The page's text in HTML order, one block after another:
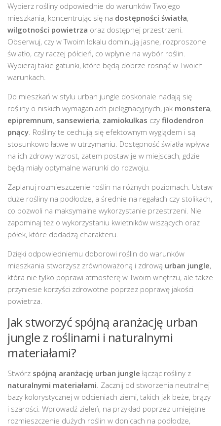
Wybierz rośliny odpowiednie do warunków Twojego
mieszkania, koncentrując się na dostępności światła,
wilgotności powietrza oraz dostępnej przestrzeni.
Obserwuj, czy w Twoim lokalu dominują jasne, rozproszone
światło, czy raczej półcień, co wpłynie na wybór roślin.
Wybieraj takie gatunki, które będą dobrze rosnąć w Twoich
warunkach.
Do mieszkań w stylu urban jungle doskonale nadają się
rośliny o niskich wymaganiach pielęgnacyjnych, jak monstera,
epipremnum, sansewieria, zamiokulkas czy filodendron
pnący . Rośliny te cechują się efektownym wyglądem i są
stosunkowo łatwe w utrzymaniu. Dostępność światła wpływa
na ich zdrowy wzrost, zatem postaw je w miejscach, gdzie
będą miały optymalne warunki do rozwoju.
Zaplanuj rozmieszczenie roślin na różnych poziomach. Ustaw
duże rośliny na podłodze, a średnie na regałach czy stolikach,
co pozwoli na maksymalne wykorzystanie przestrzeni. Nie
zapominaj też o wykorzystaniu kwietników wiszących oraz
półek, które dodadzą charakteru.
Dzięki odpowiedniemu doborowi roślin do warunków
mieszkania stworzysz zrównoważoną i zdrową urban jungle,
która nie tylko poprawi atmosferę w Twoim wnętrzu, ale także
przyniesie korzyści zdrowotne poprzez poprawę jakości
powietrza.
Jak stworzyć spójną aranżację urban
jungle z roślinami i naturalnymi
materiałami?
Stwórz spójną aranżację urban jungle łącząc rośliny z
naturalnymi materiałami . Zacznij od stworzenia neutralnej
bazy kolorystycznej w odcieniach ziemi, takich jak beże, brązy
i szarości. Wprowadź zieleń, na przykład poprzez umiejętne
rozmieszczenie dużych roślin w donicach na podłodze,